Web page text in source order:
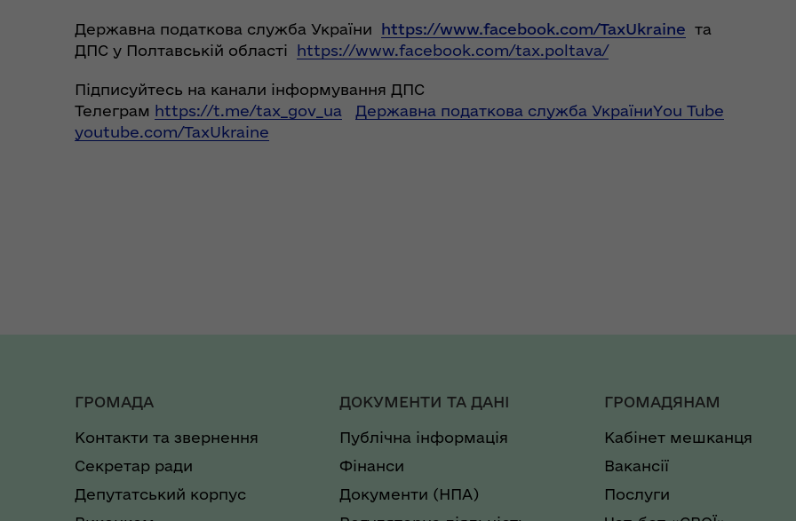
Державна податкова служба України https://www.facebook.com/TaxUkraine та
ДПС у Полтавській області https://www.facebook.com/tax.poltava/
Підписуйтесь на канали інформування ДПС
Телеграм https://t.me/tax_gov_ua
Державна податкова служба УкраїниYou Tube
youtube.com/TaxUkraine
ГРОМАДА
Контакти та звернення
Секретар ради
Депутатський корпус
ДОКУМЕНТИ ТА ДАНІ
Публічна інформація
Фінанси
Документи (НПА)
ГРОМАДЯНАМ
Кабінет мешканця
Вакансії
Послуги